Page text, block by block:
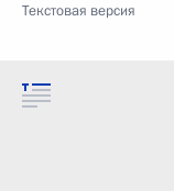
Текстовая версия